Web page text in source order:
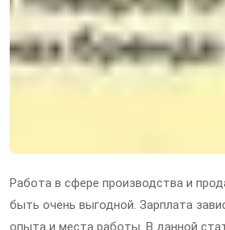
Работа в сфере производства и
быть очень выгодной. Зарплата
опыта и места работы. В данной